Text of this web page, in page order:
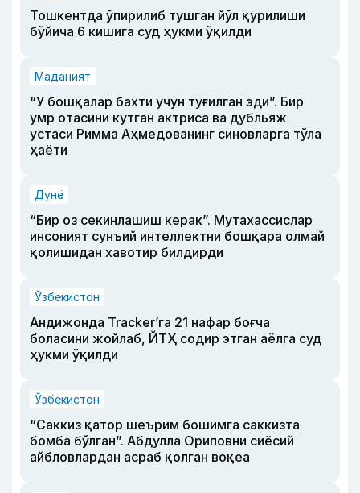
Тошкентда ўпирилиб тушган йўл қурилиши
бўйича 6 кишига суд ҳукми ўқилди
Маданият
“У бошқалар бахти учун туғилган эди”. Бир
умр отасини кутган актриса ва дубльяж
устаси Римма Аҳмедованинг синовларга тўла
ҳаёти
Дунё
“Бир оз секинлашиш керак”. Мутахассислар
инсоният сунъий интеллектни бошқара олмай
қолишидан хавотир билдирди
Ўзбекистон
Андижонда Tracker’га 21 нафар боғча
боласини жойлаб, ЙТҲ содир этган аёлга суд
ҳукми ўқилди
Ўзбекистон
“Саккиз қатор шеърим бошимга саккизта
бомба бўлган”. Абдулла Ориповни сиёсий
айбловлардан асраб қолган воқеа